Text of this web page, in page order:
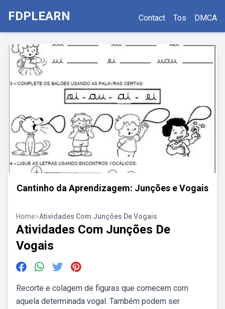
FDPLEARN Contact Tos DMCA
Cantinho da Aprendizagem: Junções e Vogais
Home>Atividades Com Junções De Vogais
Atividades Com Junções De
Vogais
Recorte e colagem de figuras que comecem com
aquela determinada vogal. Também podem ser